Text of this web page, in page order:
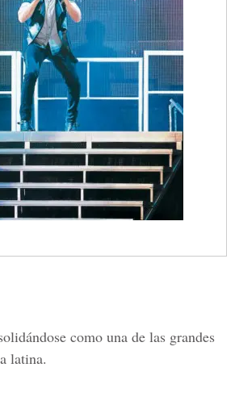
como una de las grandes
latina.